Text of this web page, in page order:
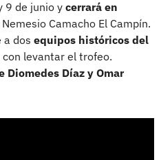
9 de junio y cerrará en
Camacho El Campín.
a dos equipos históricos del
con levantar el trofeo.
Diomedes Díaz y Omar